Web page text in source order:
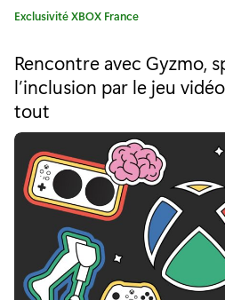
n
e
’
C
é
g
o
Exclusivité XBOX France
Rencontre avec Gyzmo,
l’inclusion par le jeu
tout